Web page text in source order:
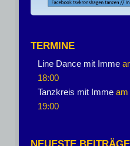
TERMINE
Line Dance mit Imme
18:00
Tanzkreis mit Imme am
19:00